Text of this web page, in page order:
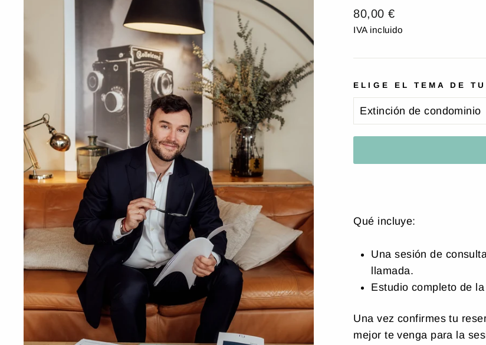
Precio
habitual
80,00 €
IVA incluido
ELIGE EL TEMA DE TU
Qué incluye:
Una sesión de
llamada.
Estudio completo de
Una vez confirmes tu
mejor te venga para la